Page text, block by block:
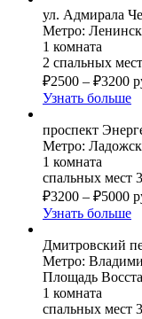
ул. Адмирала
Метро:
1 комната
2 спальных мест
₽2500 – ₽3200
Узнать больше
проспект
Метро:
1 комната
спальных мест 3
₽3200 – ₽5000
Узнать больше
Дмитровский
Метро:
Площадь
1 комната
спальных мест 3